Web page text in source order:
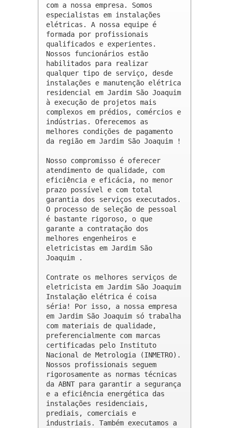
com a nossa empresa. Somos
especialistas em instalações
elétricas. A nossa equipe é
formada por profissionais
qualificados e experientes.
Nossos funcionários estão
habilitados para realizar
qualquer tipo de serviço, desde
instalações e manutenção elétrica
residencial em Jardim São Joaquim
à execução de projetos mais
complexos em prédios, comércios e
indústrias. Oferecemos as
melhores condições de pagamento
da região em Jardim São Joaquim !
Nosso compromisso é oferecer
atendimento de qualidade, com
eficiência e eficácia, no menor
prazo possível e com total
garantia dos serviços executados.
O processo de seleção de pessoal
é bastante rigoroso, o que
garante a contratação dos
melhores engenheiros e
eletricistas em Jardim São
Joaquim .
Contrate os melhores serviços de
eletricista em Jardim São Joaquim
Instalação elétrica é coisa
séria! Por isso, a nossa empresa
em Jardim São Joaquim só trabalha
com materiais de qualidade,
preferencialmente com marcas
certificadas pelo Instituto
Nacional de Metrologia (INMETRO).
Nossos profissionais seguem
rigorosamente as normas técnicas
da ABNT para garantir a segurança
e a eficiência energética das
instalações residenciais,
prediais, comerciais e
industriais. Também executamos a